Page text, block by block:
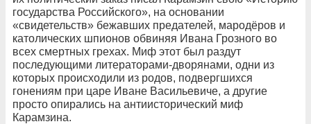
государства Российского», на основании
«свидетельств» бежавших предателей, мародёров и
католических шпионов обвиняя Ивана Грозного во
всех смертных грехах. Миф этот был раздут
последующими литераторами-дворянами, одни из
которых происходили из родов, подвергшихся
гонениям при царе Иване Васильевиче, а другие
просто опирались на антиисторический миф
Карамзина.